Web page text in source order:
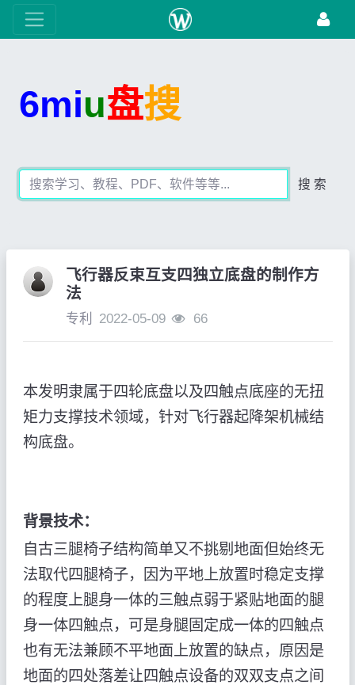
6miu盘搜
搜 索
飞行器反束互支四独立底盘的制作方
法
专利 2022-05-09 66
本发明隶属于四轮底盘以及四触点底座的无扭
矩力支撑技术领域，针对飞行器起降架机械结
构底盘。
背景技术：
自古三腿椅子结构简单又不挑剔地面但始终无
法取代四腿椅子，因为平地上放置时稳定支撑
的程度上腿身一体的三触点弱于紧贴地面的腿
身一体四触点，可是身腿固定成一体的四触点
也有无法兼顾不平地面上放置的缺点，原因是
地面的四处落差让四触点设备的双双支点之间